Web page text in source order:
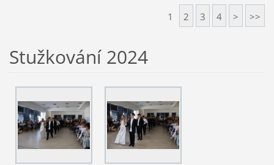
1 2 3 4 > >>
Stužkování 2024